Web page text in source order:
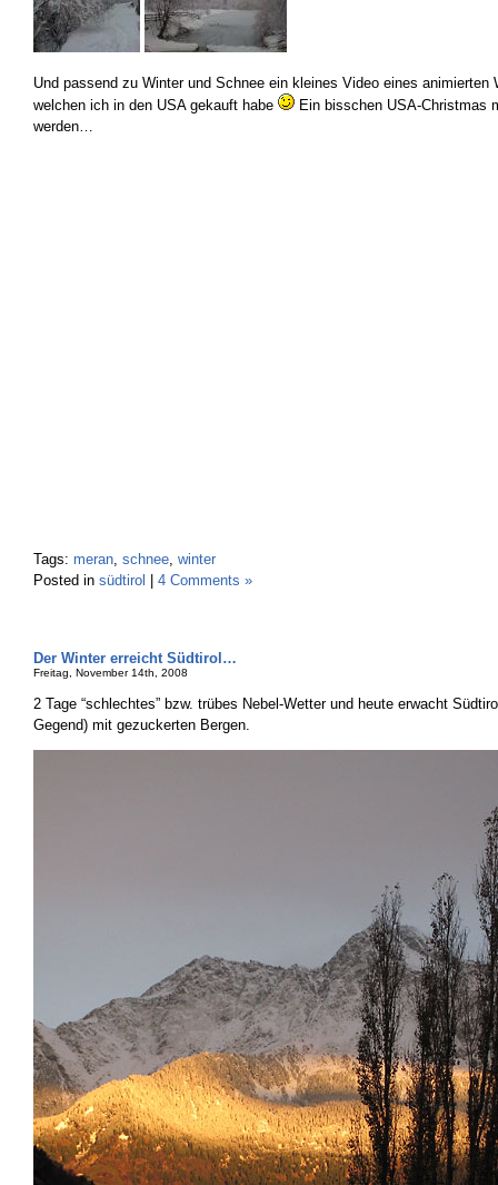
Und passend zu Winter und Schnee ein kleines Video eines animierten
welchen ich in den USA gekauft habe
Ein bisschen USA-Christmas
werden…
Tags: meran, schnee, winter
Posted in südtirol 4 Comments »
Der Winter erreicht Südtirol…
Freitag, November 14th, 2008
2 Tage “schlechtes” bzw. trübes Nebel-Wetter und heute erwacht
Gegend) mit gezuckerten Bergen.